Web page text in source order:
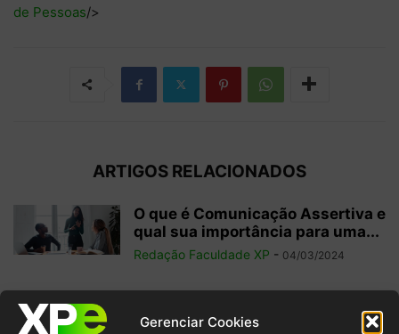
Gerenciar Cookies
de Pessoas/>
ARTIGOS RELACIONADOS
O que é Comunicação Assertiva e
qual sua importância para uma...
Redação Faculdade XP - 04/03/2024
15 tipos de feedback que você